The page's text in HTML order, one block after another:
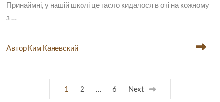
Принаймні, у нашій школі це гасло кидалося в очі на кожному
з …
Автор Ким Каневский
1 2 … 6 Next